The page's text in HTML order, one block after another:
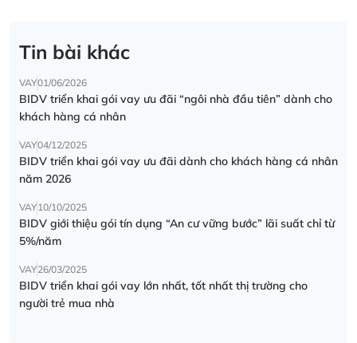
Tin bài khác
VAY01/06/2026
BIDV triển khai gói vay ưu đãi “ngôi nhà đầu tiên” dành cho
khách hàng cá nhân
VAY04/12/2025
BIDV triển khai gói vay ưu đãi dành cho khách hàng cá nhân
năm 2026
VAY10/10/2025
BIDV giới thiệu gói tín dụng “An cư vững bước” lãi suất chỉ từ
5%/năm
VAY26/03/2025
BIDV triển khai gói vay lớn nhất, tốt nhất thị trường cho
người trẻ mua nhà